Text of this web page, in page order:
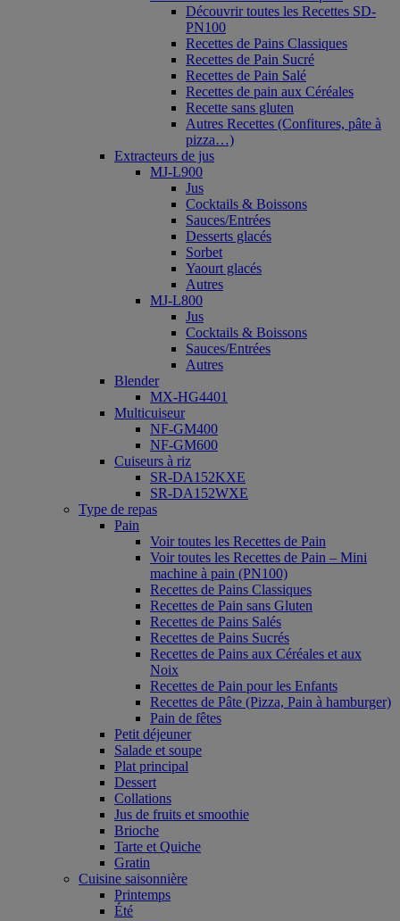
Découvrir toutes les Recettes SD-
PN100
Recettes de Pains Classiques
Recettes de Pain Sucré
Recettes de Pain Salé
Recettes de pain aux Céréales
Recette sans gluten
Autres Recettes (Confitures, pâte à
pizza…)
Extracteurs de jus
MJ-L900
Jus
Cocktails & Boissons
Sauces/Entrées
Desserts glacés
Sorbet
Yaourt glacés
Autres
MJ-L800
Jus
Cocktails & Boissons
Sauces/Entrées
Autres
Blender
MX-HG4401
Multicuiseur
NF-GM400
NF-GM600
Cuiseurs à riz
SR-DA152KXE
SR-DA152WXE
Type de repas
Pain
Voir toutes les Recettes de Pain
Voir toutes les Recettes de Pain – Mini
machine à pain (PN100)
Recettes de Pains Classiques
Recettes de Pain sans Gluten
Recettes de Pains Salés
Recettes de Pains Sucrés
Recettes de Pains aux Céréales et aux
Noix
Recettes de Pain pour les Enfants
Recettes de Pâte (Pizza, Pain à hamburger)
Pain de fêtes
Petit déjeuner
Salade et soupe
Plat principal
Dessert
Collations
Jus de fruits et smoothie
Brioche
Tarte et Quiche
Gratin
Cuisine saisonnière
Printemps
Été